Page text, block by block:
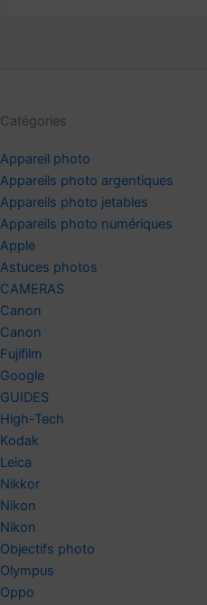
Catégories
Appareil photo
Appareils photo argentiques
Appareils photo jetables
Appareils photo numériques
Apple
Astuces photos
CAMERAS
Canon
Canon
Fujifilm
Google
GUIDES
High-Tech
Kodak
Leica
Nikkor
Nikon
Nikon
Objectifs photo
Olympus
Oppo